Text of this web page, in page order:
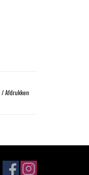
/Afdrukken